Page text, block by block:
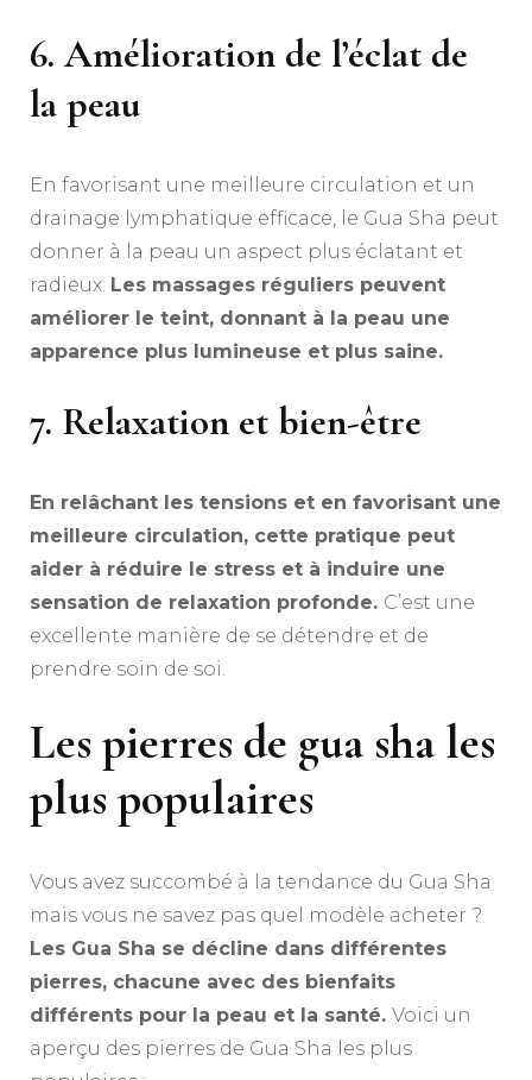
6. Amélioration de l’éclat de
la peau
En favorisant une meilleure circulation et un
drainage lymphatique efficace, le Gua Sha peut
donner à la peau un aspect plus éclatant et
radieux. Les massages réguliers peuvent
améliorer le teint, donnant à la peau une
apparence plus lumineuse et plus saine.
7. Relaxation et bien-être
En relâchant les tensions et en favorisant une
meilleure circulation, cette pratique peut
aider à réduire le stress et à induire une
sensation de relaxation profonde. C’est une
excellente manière de se détendre et de
prendre soin de soi.
Les pierres de gua sha les
plus populaires
Vous avez succombé à la tendance du Gua Sha
mais vous ne savez pas quel modèle acheter ?
Les Gua Sha se décline dans différentes
pierres, chacune avec des bienfaits
différents pour la peau et la santé. Voici un
aperçu des pierres de Gua Sha les plus